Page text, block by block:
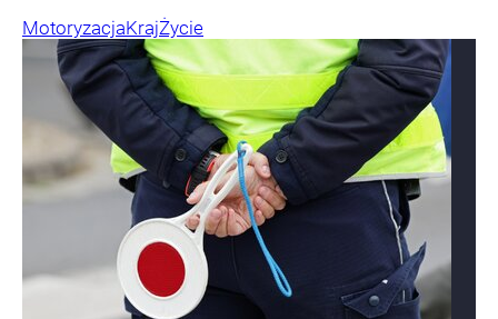
MotoryzacjaKrajŻycie